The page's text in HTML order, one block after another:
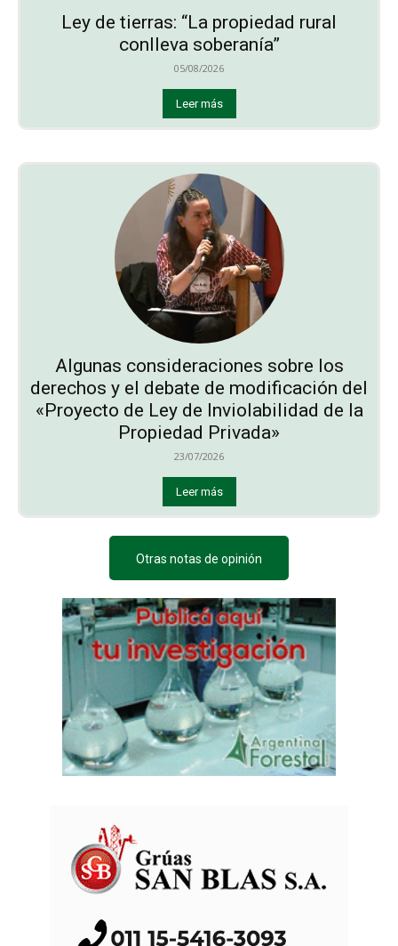
Ley de tierras: “La propiedad rural
conlleva soberanía”
05/08/2026
Leer más
Algunas consideraciones sobre los
derechos y el debate de modificación del
«Proyecto de Ley de Inviolabilidad de la
Propiedad Privada»
23/07/2026
Leer más
Otras notas de opinión